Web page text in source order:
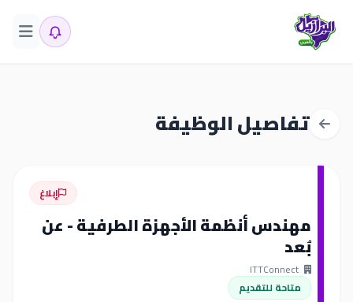
تفاصيل الوظيفة
إبلاغ
مهندس أنظمة الأجهزة الطرفية - عن
بُعد
متاحة للتقديم